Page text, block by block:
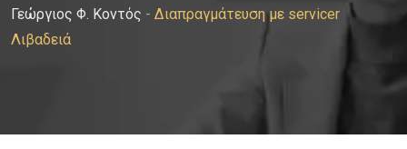
Γεώργιος Φ. Κοντός - Διαπραγμάτευση με servicer
Λιβαδειά